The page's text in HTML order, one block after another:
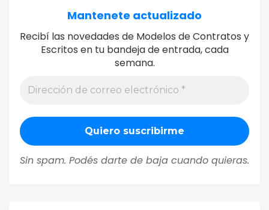
Mantenete actualizado
Recibí las novedades de Modelos de Contratos y
Escritos en tu bandeja de entrada, cada
semana.
Sin spam. Podés darte de baja cuando quieras.